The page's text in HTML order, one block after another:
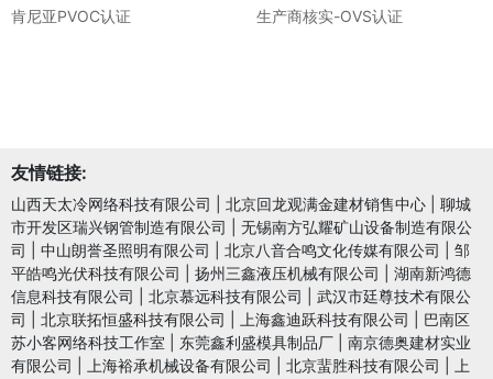
肯尼亚PVOC认证 生产商核实-OVS认证
友情链接:
山西天太冷网络科技有限公司 北京回龙观满金建材销售中心
聊城
市开发区瑞兴钢管制造有限公司
无锡南方弘耀矿山设备制造有限公
司
中山朗誉圣照明有限公司 北京八音合鸣文化传媒有限公司
邹
平皓鸣光伏科技有限公司
扬州三鑫液压机械有限公司
湖南新鸿德
信息科技有限公司
北京慕远科技有限公司
武汉市廷尊技术有限公
司
北京联拓恒盛科技有限公司 上海鑫迪跃科技有限公司
巴南区
苏小客网络科技工作室
东莞鑫利盛模具制品厂
南京德奥建材实业
有限公司
上海裕承机械设备有限公司 北京蜚胜科技有限公司
上